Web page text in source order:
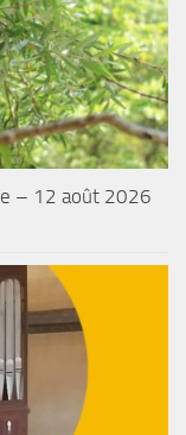
– 12 août 2026